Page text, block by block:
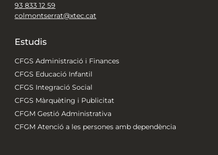
93 833 12 59
colmontserrat@xtec.cat
Estudis
CFGS Administració i Finances
CFGS Educació Infantil
CFGS Integració Social
CFGS Màrquèting i Publicitat
CFGM Gestió Administrativa
CFGM Atenció a les persones amb dependència